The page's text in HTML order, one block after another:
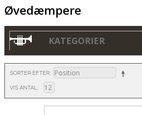
Øvedæmpere
KATEGORIER
SORTER EFTER
VIS ANTAL